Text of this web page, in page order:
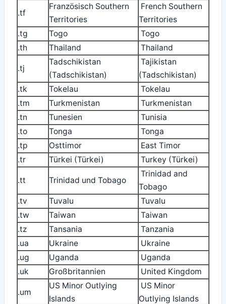
.tf
Französisch Southern
Territories
French Southern
Territories
.tg
Togo
Togo
.th
Thailand Thailand
.tj
Tadschikistan
(Tadschikistan)
Tajikistan
(Tadschikistan)
.tk
Tokelau
Tokelau
.tm
Turkmenistan
Turkmenistan
.tn
Tunesien
Tunisia
.to
Tonga
Tonga
.tp
Osttimor
East Timor
.tr
Türkei (Türkei) Turkey (Türkei)
.tt Trinidad und Tobago
Trinidad and
Tobago
.tv
Tuvalu
Tuvalu
.tw
Taiwan
Taiwan
.tz
Tansania
Tanzania
.ua
Ukraine
Ukraine
.ug
Uganda
Uganda
.uk
Großbritannien United Kingdom
.um
US Minor Outlying
Islands
US Minor
Outlying Islands